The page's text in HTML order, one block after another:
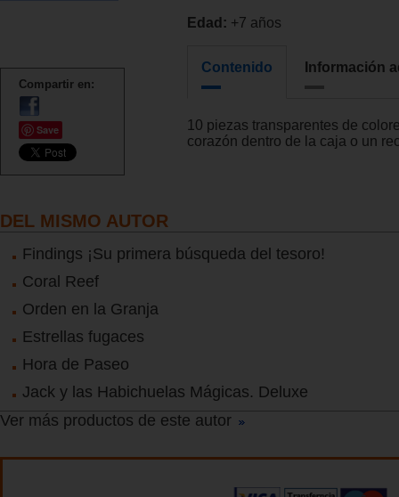
Compartir en:
Save
Edad: +7 años
Contenido Información
10 piezas transparentes de
corazón dentro de la caja o un
DEL MISMO AUTOR
Findings ¡Su primera búsqueda del tesoro!
Coral Reef
Orden en la Granja
Estrellas fugaces
Hora de Paseo
Jack y las Habichuelas Mágicas. Deluxe
Ver más productos de este autor